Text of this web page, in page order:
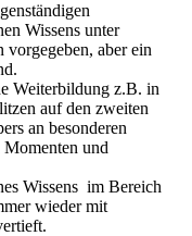
Wissens unter
aber ein
Weiterbildung z.B. in
auf den zweiten
an besonderen
und
Wissens im Bereich
wieder mit